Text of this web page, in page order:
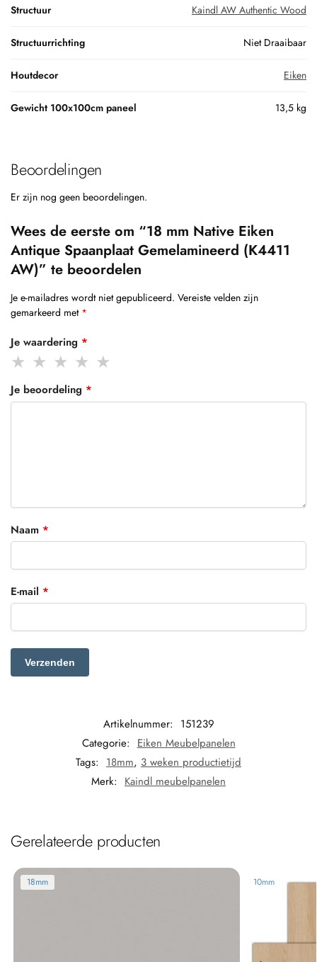
Structuur Kaindl AW Authentic Wood
Structuurrichting Niet Draaibaar
Houtdecor Eiken
Gewicht 100x100cm paneel 13,5 kg
Beoordelingen
Er zijn nog geen beoordelingen.
Wees de eerste om “18 mm Native Eiken
Antique Spaanplaat Gemelamineerd (K4411
AW)” te beoordelen
Je e-mailadres wordt niet gepubliceerd. Vereiste velden zijn
gemarkeerd met *
Je waardering *
Je beoordeling *
Naam *
E-mail *
Artikelnummer: 151239
Categorie: Eiken Meubelpanelen
Tags: 18mm, 3 weken productietijd
Merk: Kaindl meubelpanelen
Gerelateerde producten
18mm 10mm